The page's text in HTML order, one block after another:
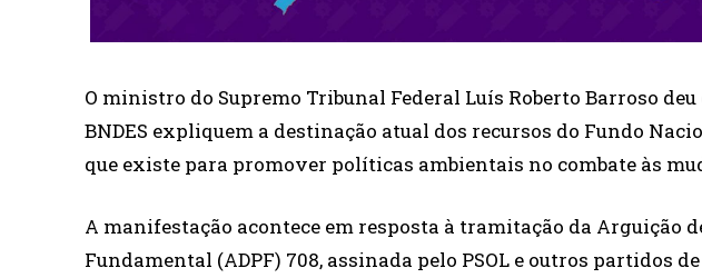
O ministro do Supremo Tribunal Federal Luís Roberto Barroso
BNDES expliquem a destinação atual dos recursos do Fundo
que existe para promover políticas ambientais no combate às
A manifestação acontece em resposta à tramitação da Arguição
Fundamental (ADPF) 708, assinada pelo PSOL e outros partidos de